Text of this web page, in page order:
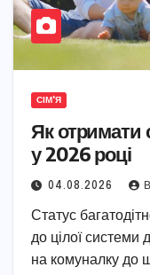
СІМ'Я
Як отримати
у 2026 році
04.08.2026
Статус
до цілої системи
на комуналку до